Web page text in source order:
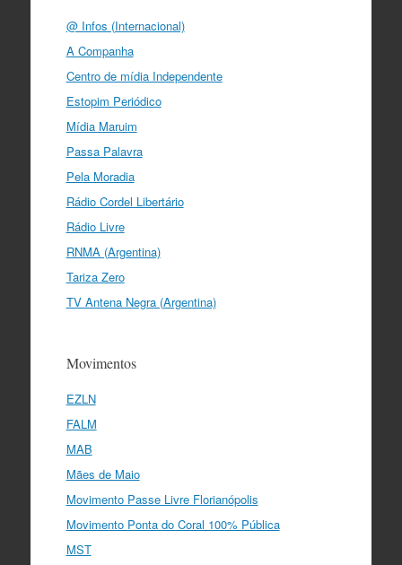
@ Infos (Internacional)
A Companha
Centro de mídia Independente
Estopim Periódico
Mídia Maruim
Passa Palavra
Pela Moradia
Rádio Cordel Libertário
Rádio Livre
RNMA (Argentina)
Tariza Zero
TV Antena Negra (Argentina)
Movimentos
EZLN
FALM
MAB
Mães de Maio
Movimento Passe Livre Florianópolis
Movimento Ponta do Coral 100% Pública
MST